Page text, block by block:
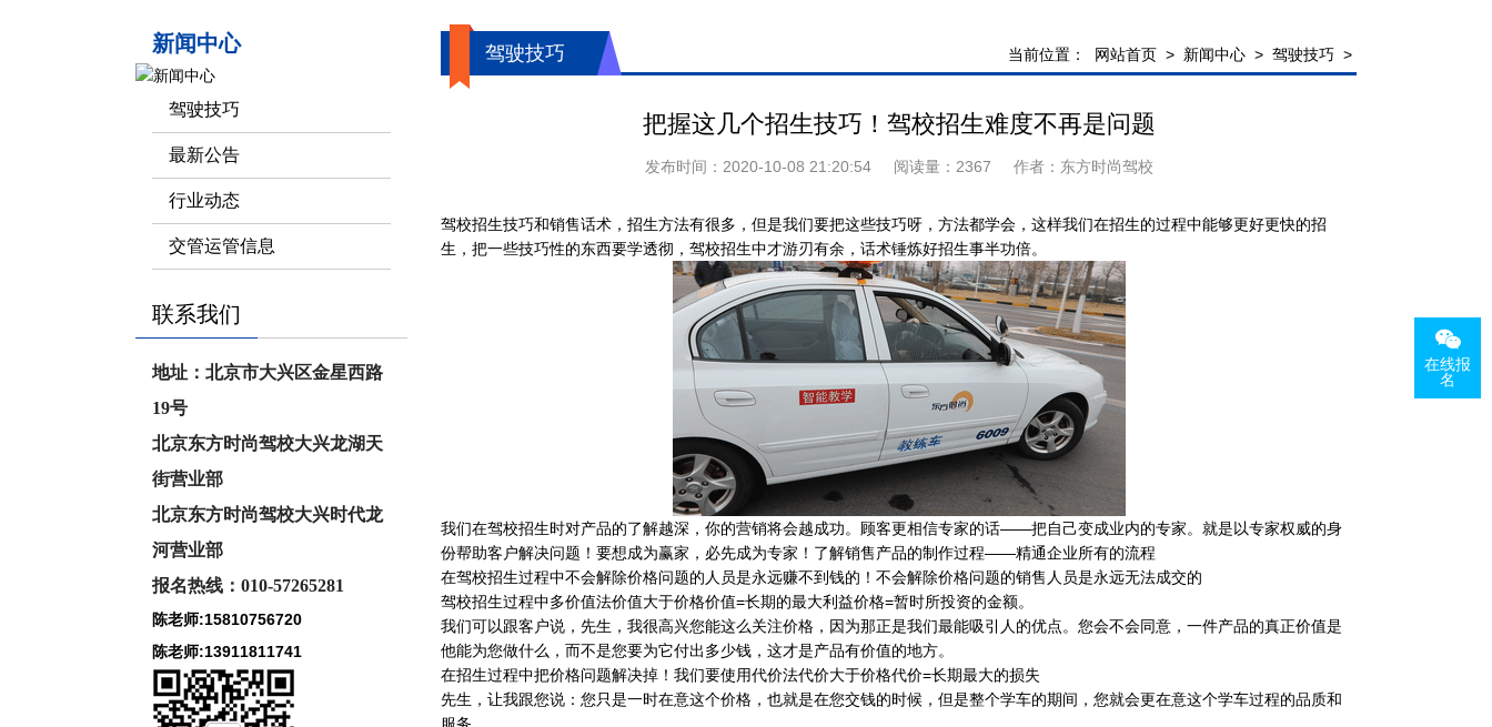
驾驶技巧 当前位置： 网站首页 > 新闻中心 > 驾驶技巧 >
把握这几个招生技巧！驾校招生难度不再是问题
发布时间： 2020-10-08 21:20:54 阅读量： 2367 作者： 东方时尚驾校
驾校招生技巧和销售话术，招生方法有很多，但是我们要把这些技巧呀，方法都学会，这样我们在招生的过程中能够更好更快的招
生，把一些技巧性的东西要学透彻，驾校招生中才游刃有余，话术锤炼好招生事半功倍。
我们在驾校招生时对产品的了解越深，你的营销将会越成功。顾客更相信专家的话——把自己变成业内的专家。就是以专家权威的身
份帮助客户解决问题！要想成为赢家，必先成为专家！了解销售产品的制作过程——精通企业所有的流程
在驾校招生过程中不会解除价格问题的人员是永远赚不到钱的！不会解除价格问题的销售人员是永远无法成交的
驾校招生过程中多价值法价值大于价格价值=长期的最大利益价格=暂时所投资的金额。
我们可以跟客户说，先生，我很高兴您能这么关注价格，因为那正是我们最能吸引人的优点。您会不会同意，一件产品的真正价值是
他能为您做什么，而不是您要为它付出多少钱，这才是产品有价值的地方。
在招生过程中把价格问题解决掉！我们要使用代价法代价大于价格代价=长期最大的损失
先生，让我跟您说：您只是一时在意这个价格，也就是在您交钱的时候，但是整个学车的期间，您就会更在意这个学车过程的品质和
新闻中心
驾驶技巧
最新公告
行业动态
交管运管信息
联系我们
地址：北京市大兴区金星西路
19号
北京东方时尚驾校大兴龙湖天
街营业部
北京东方时尚驾校大兴时代龙
河营业部
报名热线：010-57265281
陈老师:15810756720
陈老师:13911811741
在线报
名